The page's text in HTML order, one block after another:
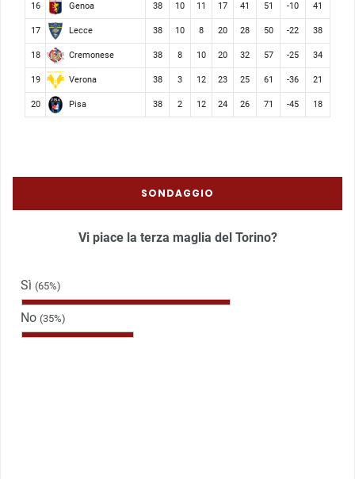
16 Genoa 38 10 11 17 41 51 -10 41
17 Lecce 38 10 8 20 28 50 -22 38
18 Cremonese 38 8 10 20 32 57 -25 34
19 Verona 38 3 12 23 25 61 -36 21
20 Pisa 38 2 12 24 26 71 -45 18
SONDAGGIO
Vi piace la terza maglia del Torino?
Sì (65%)
No (35%)